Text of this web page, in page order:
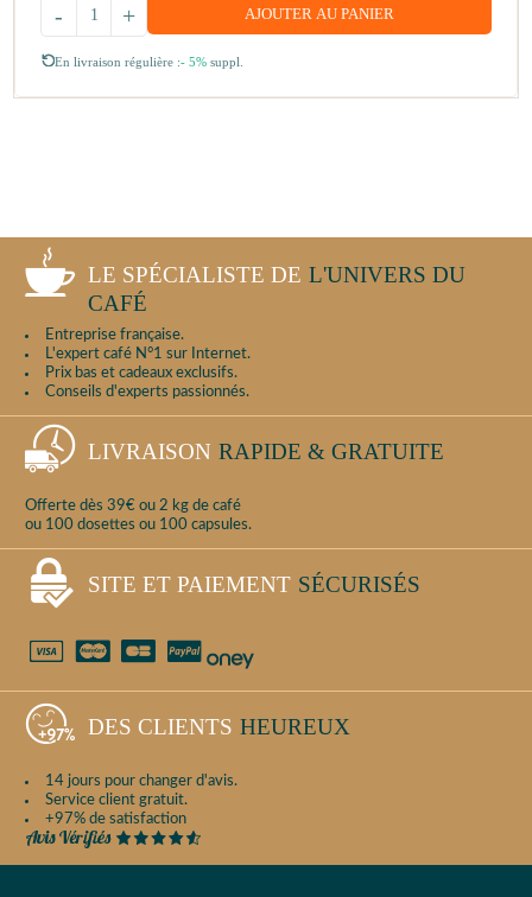
+
- AJOUTER AU PANIER
En livraison régulière :- 5% suppl.
LE SPÉCIALISTE DE L'UNIVERS DU
CAFÉ
Entreprise française.
L'expert café N°1 sur Internet.
Prix bas et cadeaux exclusifs.
Conseils d'experts passionnés.
LIVRAISON RAPIDE & GRATUITE
Offerte dès 39€ ou 2 kg de café
ou 100 dosettes ou 100 capsules.
SITE ET PAIEMENT SÉCURISÉS
DES CLIENTS HEUREUX
14 jours pour changer d'avis.
Service client gratuit.
+97% de satisfaction